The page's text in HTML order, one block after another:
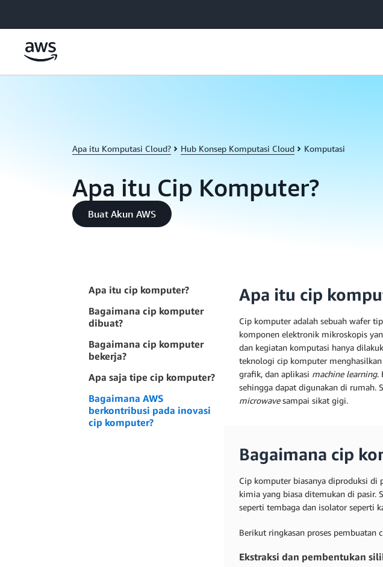
Apa itu Komputasi Cloud? Hub Konsep Komputasi Cloud Komputasi
Apa itu Cip Komputer?
Buat Akun AWS
Apa itu cip komputer?
Bagaimana cip komputer
dibuat?
Bagaimana cip komputer
bekerja?
Apa saja tipe cip komputer?
Bagaimana AWS
berkontribusi pada inovasi
cip komputer?
Apa itu cip
Cip komputer adalah sebuah wafer
komponen elektronik mikroskopis
dan kegiatan komputasi hanya
teknologi cip komputer
grafik, dan aplikasi machine learning.
sehingga dapat digunakan di
microwavesampai sikat gigi.
Bagaimana cip
Cip komputer biasanya diproduksi di
kimia yang biasa ditemukan di pasir.
seperti tembaga dan isolator seperti
Berikut ringkasan proses pembuatan
Ekstraksi dan pembentukan